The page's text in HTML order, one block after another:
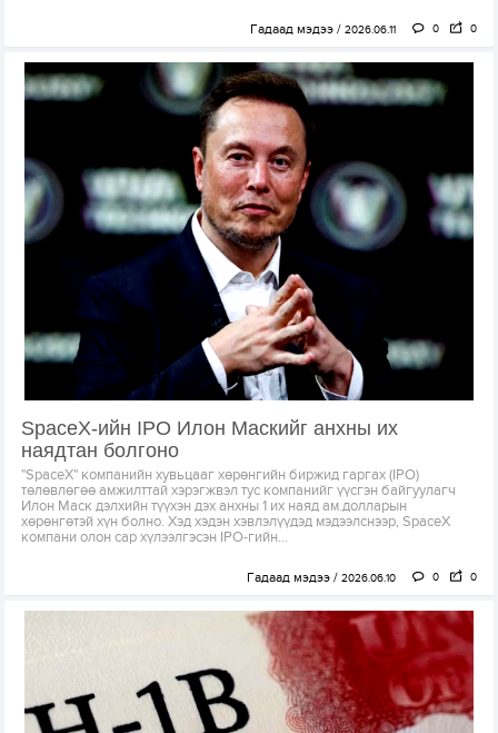
Гадаад мэдээ 2026.06.11 0 0
SpaceX-ийн IPO Илон Маскийг анхны их
наядтан болгоно
"SpaceX" компанийн хувьцааг хөрөнгийн биржид гаргах (IPO)
төлөвлөгөө амжилттай хэрэгжвэл тус компанийг үүсгэн байгуулагч
Илон Маск дэлхийн түүхэн дэх анхны 1 их наяд ам.долларын
хөрөнгөтэй хүн болно. Хэд хэдэн хэвлэлүүдэд мэдээлснээр, SpaceX
компани олон сар хүлээлгэсэн IPO-гийн...
Гадаад мэдээ 2026.06.10 0 0